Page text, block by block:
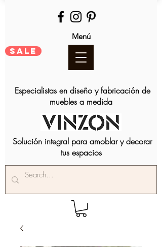
Menú
SALE
Especialistas en diseño y fabricación de
muebles a medida
Solución integral para amoblar y decorar
tus espacios